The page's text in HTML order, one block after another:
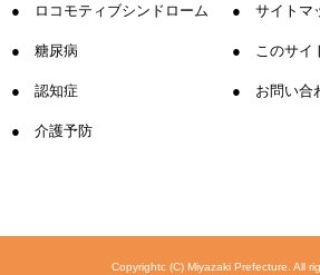
ロコモティブシンドローム
糖尿病
認知症
介護予防
サイトマ
このサイ
お問い合
Copyrightc (C) Miyazaki Prefecture. All